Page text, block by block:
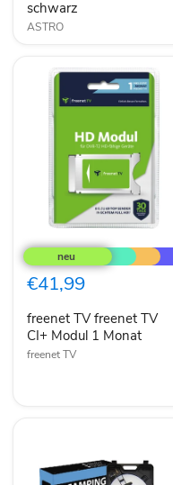
schwarz
ASTRO
TV
freenet
TV
CI+
1
Monat
€41,99
freenet TV freenet TV
CI+ Modul 1 Monat
freenet TV